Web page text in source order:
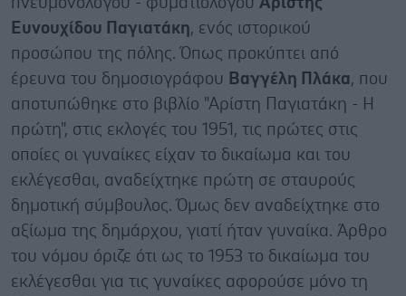
Ευνουχίδου Παγιατάκη, ενός ιστορικού
προσώπου της πόλης. Όπως προκύπτει από
έρευνα του δημοσιογράφου Βαγγέλη Πλάκα, που
αποτυπώθηκε στο βιβλίο "Αρίστη Παγιατάκη - Η
πρώτη", στις εκλογές του 1951, τις πρώτες στις
οποίες οι γυναίκες είχαν το δικαίωμα και του
εκλέγεσθαι, αναδείχτηκε πρώτη σε σταυρούς
δημοτική σύμβουλος. Όμως δεν αναδείχτηκε στο
αξίωμα της δημάρχου, γιατί ήταν γυναίκα. Άρθρο
του νόμου όριζε ότι ως το 1953 το δικαίωμα του
εκλέγεσθαι για τις γυναίκες αφορούσε μόνο τη